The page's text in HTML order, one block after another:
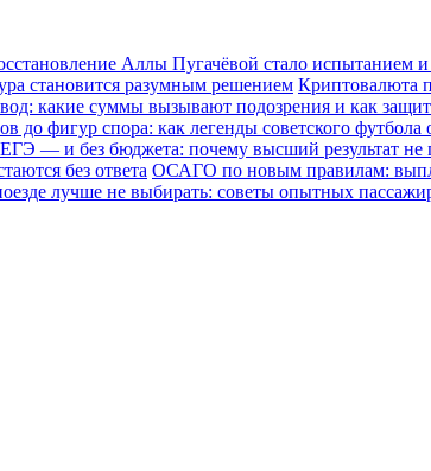
Аллы Пугачёвой стало испытанием и
становится разумным решением Криптовалюта
какие суммы вызывают подозрения и как
до фигур спора: как легенды советского футбола
— и без бюджета: почему высший результат не
без ответа ОСАГО по новым правилам:
лучше не выбирать: советы опытных